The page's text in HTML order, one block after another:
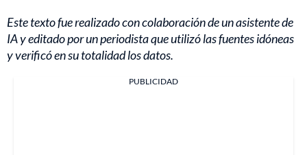
Este texto fue realizado con colaboración de un asistente de
IA y editado por un periodista que utilizó las fuentes idóneas
y verificó en su totalidad los datos.
PUBLICIDAD